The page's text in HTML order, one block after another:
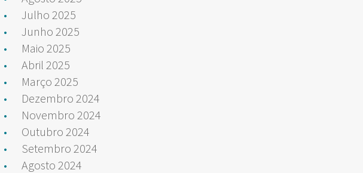
Julho 2025
Junho 2025
Maio 2025
Abril 2025
Março 2025
Dezembro 2024
Novembro 2024
Outubro 2024
Setembro 2024
Agosto 2024